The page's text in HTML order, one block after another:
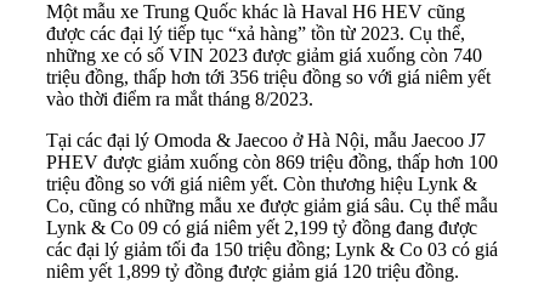
Một mẫu xe Trung Quốc khác là Haval H6 HEV cũng
được các đại lý tiếp tục “xả hàng” tồn từ 2023. Cụ thể,
những xe có số VIN 2023 được giảm giá xuống còn 740
triệu đồng, thấp hơn tới 356 triệu đồng so với giá niêm yết
vào thời điểm ra mắt tháng 8/2023.
Tại các đại lý Omoda & Jaecoo ở Hà Nội, mẫu Jaecoo J7
PHEV được giảm xuống còn 869 triệu đồng, thấp hơn 100
triệu đồng so với giá niêm yết. Còn thương hiệu Lynk &
Co, cũng có những mẫu xe được giảm giá sâu. Cụ thể mẫu
Lynk & Co 09 có giá niêm yết 2,199 tỷ đồng đang được
các đại lý giảm tối đa 150 triệu đồng; Lynk & Co 03 có giá
niêm yết 1,899 tỷ đồng được giảm giá 120 triệu đồng.